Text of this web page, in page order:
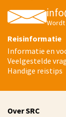
Reisinformatie
Informatie en
Veelgestelde
Handige reistips
Over SRC